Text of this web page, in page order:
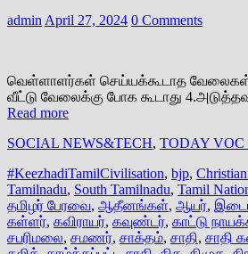
admin April 27, 2024 0 Comments
வெள்ளாளர்கள் செய்யக்கூடாத வேலைகள்,
வீட்டு வேலைக்கு போக கூடாது
Read more
SOCIAL NEWS&TECH, TODAY VOC
#KeezhadiTamilCivilisation, bjp,
Tamilnadu, South Tamilnadu, Tamil
தமிழர் பேரவை, ஆதீனங்கள், ஆயர்,
கள்ளர், கவிராயர், கவுண்டர், காட்டு
சபரிமலை, சமணர், சாக்தம், சாதி, சாதி